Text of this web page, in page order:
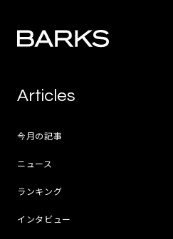
Articles
今月の記事
ニュース
ランキング
インタビュー